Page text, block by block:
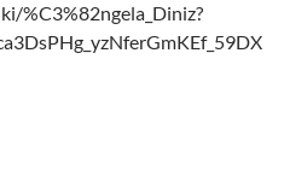
%C3%82ngela_Diniz?